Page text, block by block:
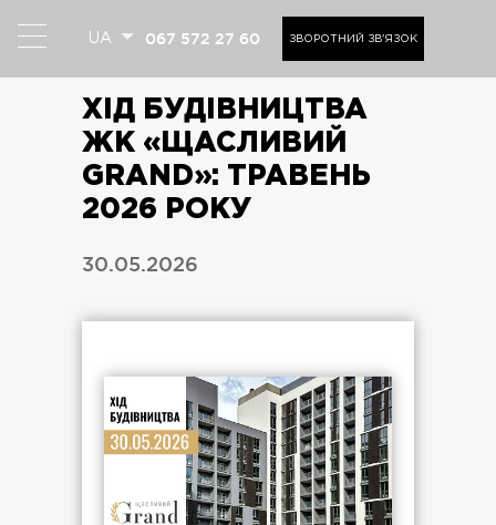
UA 067 572 27 60 ЗВОРОТНИЙ ЗВ'ЯЗОК
ХІД БУДІВНИЦТВА
ЖК «ЩАСЛИВИЙ
GRAND»: ТРАВЕНЬ
2026 РОКУ
30.05.2026